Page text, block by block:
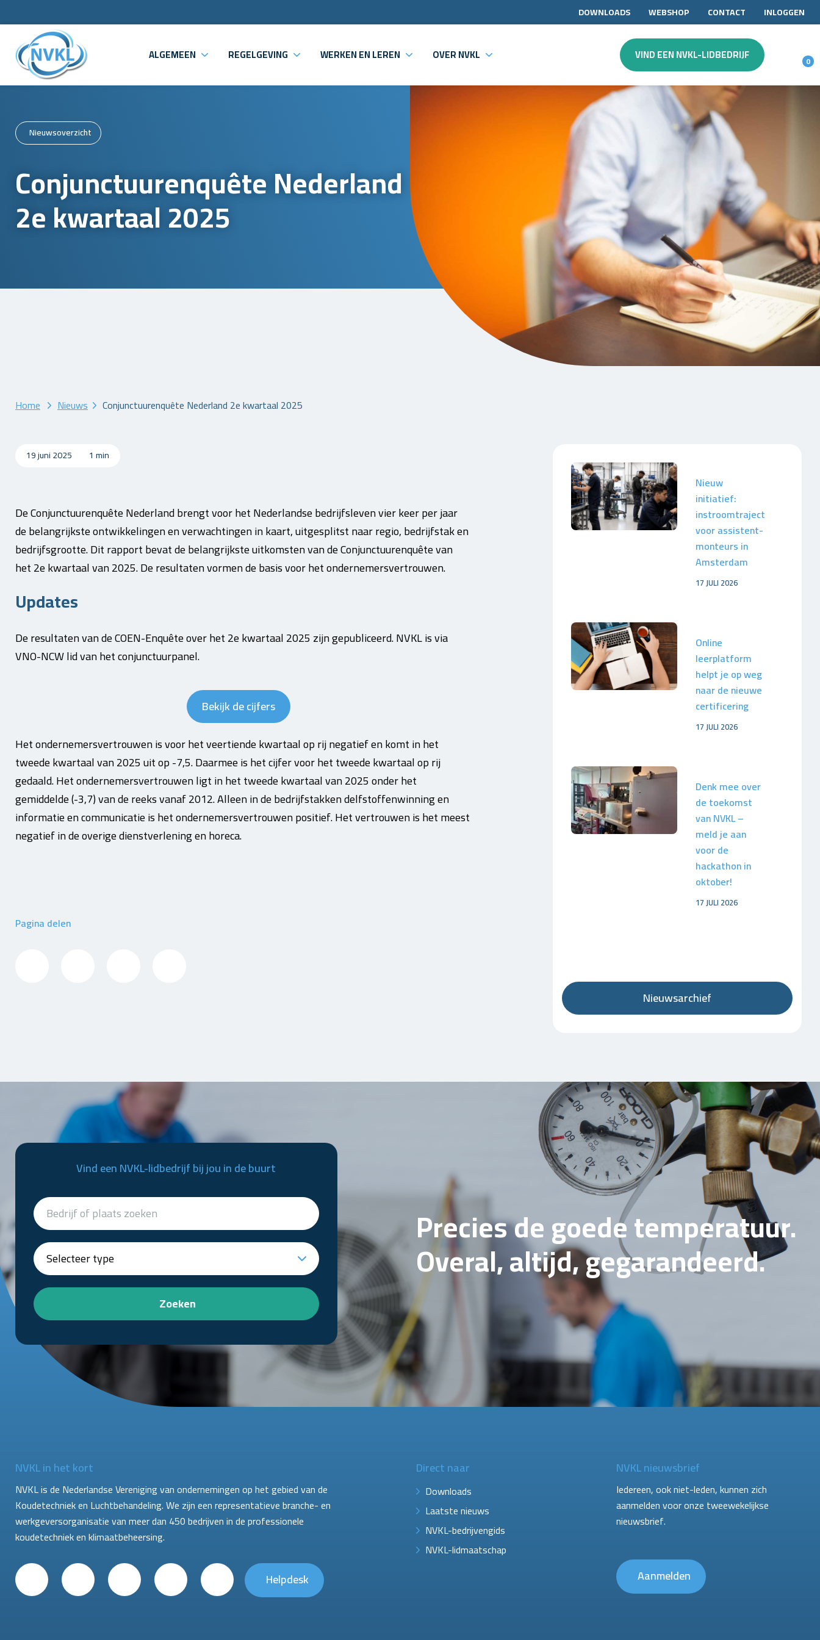
DOWNLOADS WEBSHOP CONTACT INLOGGEN
ALGEMEEN REGELGEVING WERKEN EN LEREN OVER NVKL VIND EEN NVKL-LIDBEDRIJF 0
Nieuwsoverzicht
Conjunctuurenquête Nederland
2e kwartaal 2025
Home Nieuws Conjunctuurenquête Nederland 2e kwartaal 2025
19 juni 2025 1 min
De Conjunctuurenquête Nederland brengt voor het Nederlandse bedrijfsleven vier keer per jaar
de belangrijkste ontwikkelingen en verwachtingen in kaart, uitgesplitst naar regio, bedrijfstak en
bedrijfsgrootte. Dit rapport bevat de belangrijkste uitkomsten van de Conjunctuurenquête van
het 2e kwartaal van 2025. De resultaten vormen de basis voor het ondernemersvertrouwen.
Updates
De resultaten van de COEN-Enquête over het 2e kwartaal 2025 zijn gepubliceerd. NVKL is via
VNO-NCW lid van het conjunctuurpanel.
Bekijk de cijfers
Het ondernemersvertrouwen is voor het veertiende kwartaal op rij negatief en komt in het
tweede kwartaal van 2025 uit op -7,5. Daarmee is het cijfer voor het tweede kwartaal op rij
gedaald. Het ondernemersvertrouwen ligt in het tweede kwartaal van 2025 onder het
gemiddelde (-3,7) van de reeks vanaf 2012. Alleen in de bedrijfstakken delfstoffenwinning en
informatie en communicatie is het ondernemersvertrouwen positief. Het vertrouwen is het meest
negatief in de overige dienstverlening en horeca.
Pagina delen
Nieuw
initiatief:
instroomtraject
voor assistent-
monteurs in
Amsterdam
17 JULI 2026
Online
leerplatform
helpt je op weg
naar de nieuwe
certificering
17 JULI 2026
Denk mee over
de toekomst
van NVKL –
meld je aan
voor de
hackathon in
oktober!
17 JULI 2026
Nieuwsarchief
Vind een NVKL-lidbedrijf bij jou in de buurt
Zoeken
Precies de goede temperatuur.
Overal, altijd, gegarandeerd.
NVKL in het kort
NVKL is de Nederlandse Vereniging van ondernemingen op het gebied van de
Koudetechniek en Luchtbehandeling. We zijn een representatieve branche- en
werkgeversorganisatie van meer dan 450 bedrijven in de professionele
koudetechniek en klimaatbeheersing.
Helpdesk
Direct naar
Downloads
Laatste nieuws
NVKL-bedrijvengids
NVKL-lidmaatschap
NVKL nieuwsbrief
Iedereen, ook niet-leden, kunnen zich
aanmelden voor onze tweewekelijkse
nieuwsbrief.
Aanmelden